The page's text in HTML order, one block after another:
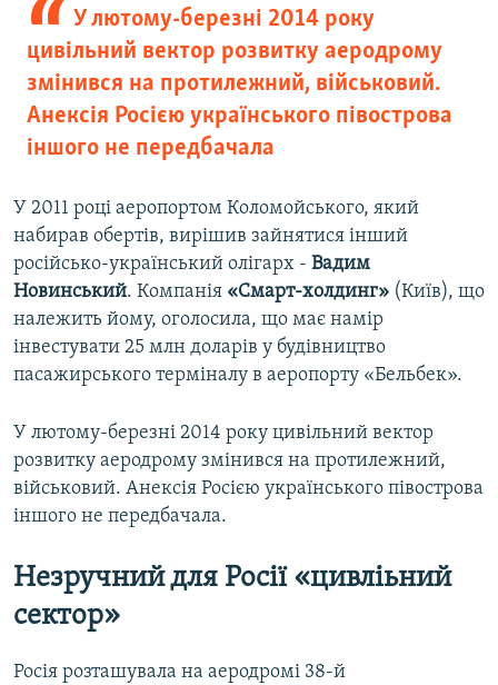
У лютому-березні 2014 року
цивільний вектор розвитку аеродрому
змінився на протилежний, військовий.
Анексія Росією українського півострова
іншого не передбачала
У 2011 році аеропортом Коломойського, який
набирав обертів, вирішив зайнятися інший
російсько-український олігарх - Вадим
Новинський. Компанія «Смарт-холдинг» (Київ), що
належить йому, оголосила, що має намір
інвестувати 25 млн доларів у будівництво
пасажирського терміналу в аеропорту «Бельбек».
У лютому-березні 2014 року цивільний вектор
розвитку аеродрому змінився на протилежний,
військовий. Анексія Росією українського півострова
іншого не передбачала.
Незручний для Росії «цивліьний
сектор»
Росія розташувала на аеродромі 38-й